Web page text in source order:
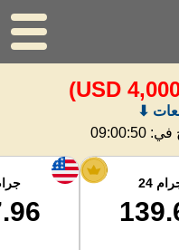
⬇
في: 09:00:49
24